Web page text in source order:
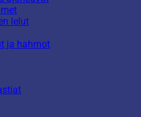
lelut
ja hahmot